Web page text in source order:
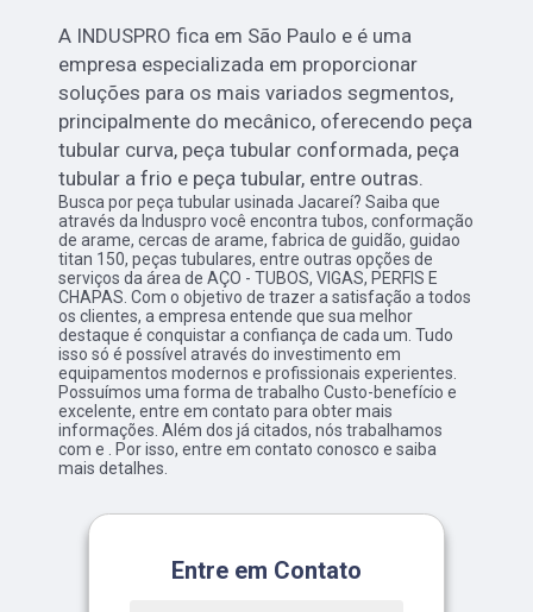
A INDUSPRO fica em São Paulo e é uma
empresa especializada em proporcionar
soluções para os mais variados segmentos,
principalmente do mecânico, oferecendo peça
tubular curva, peça tubular conformada, peça
tubular a frio e peça tubular, entre outras.
Busca por peça tubular usinada Jacareí? Saiba que
através da Induspro você encontra tubos, conformação
de arame, cercas de arame, fabrica de guidão, guidao
titan 150, peças tubulares, entre outras opções de
serviços da área de AÇO - TUBOS, VIGAS, PERFIS E
CHAPAS. Com o objetivo de trazer a satisfação a todos
os clientes, a empresa entende que sua melhor
destaque é conquistar a confiança de cada um. Tudo
isso só é possível através do investimento em
equipamentos modernos e profissionais experientes.
Possuímos uma forma de trabalho Custo-benefício e
excelente, entre em contato para obter mais
informações. Além dos já citados, nós trabalhamos
com e . Por isso, entre em contato conosco e saiba
mais detalhes.
Entre em Contato